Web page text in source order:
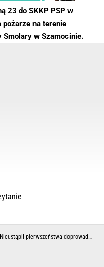
23 do SKKP PSP w
pożarze na terenie
Smolary w Szamocinie.
Nieustąpił pierwszeństwa doprowadził do zderzenia. Mandat dla sprawcy to 1500 złotych (ZDJĘCIA)